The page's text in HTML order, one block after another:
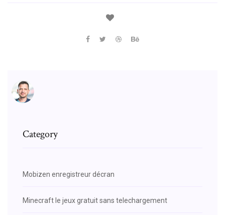
Category
Mobizen enregistreur décran
Minecraft le jeux gratuit sans telechargement